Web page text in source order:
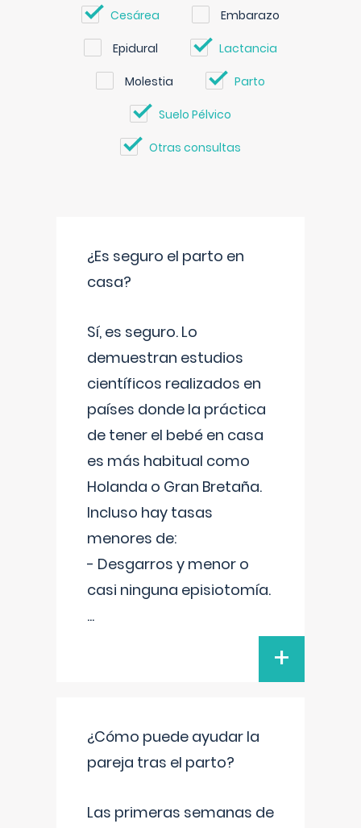
Cesárea Embarazo
Epidural Lactancia
Molestia Parto
Suelo Pélvico
Otras consultas
¿Es seguro el parto en
casa?
Sí, es seguro. Lo
demuestran estudios
científicos realizados en
países donde la práctica
de tener el bebé en casa
es más habitual como
Holanda o Gran Bretaña.
Incluso hay tasas
menores de:
- Desgarros y menor o
casi ninguna episiotomía.
...
+
¿Cómo puede ayudar la
pareja tras el parto?
Las primeras semanas de